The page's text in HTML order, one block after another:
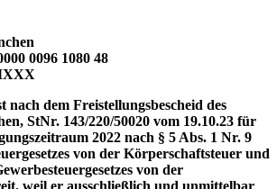
0096 1080 48
nach dem Freistellungsbescheid des
StNr. 143/220/50020 vom 19.10.23 für
2022 nach § 5 Abs. 1 Nr. 9
von der Körperschaftsteuer und
von der